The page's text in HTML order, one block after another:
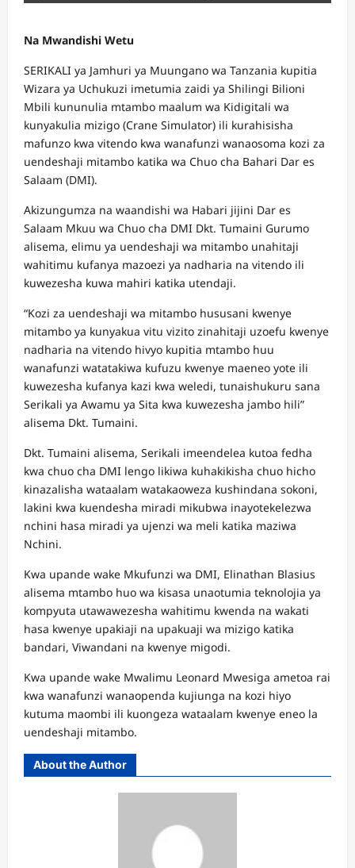
Na Mwandishi Wetu
SERIKALI ya Jamhuri ya Muungano wa Tanzania kupitia
Wizara ya Uchukuzi imetumia zaidi ya Shilingi Bilioni
Mbili kununulia mtambo maalum wa Kidigitali wa
kunyakulia mizigo (Crane Simulator) ili kurahisisha
mafunzo kwa vitendo kwa wanafunzi wanaosoma kozi za
uendeshaji mitambo katika wa Chuo cha Bahari Dar es
Salaam (DMI).
Akizungumza na waandishi wa Habari jijini Dar es
Salaam Mkuu wa Chuo cha DMI Dkt. Tumaini Gurumo
alisema, elimu ya uendeshaji wa mitambo unahitaji
wahitimu kufanya mazoezi ya nadharia na vitendo ili
kuwezesha kuwa mahiri katika utendaji.
“Kozi za uendeshaji wa mitambo hususani kwenye
mitambo ya kunyakua vitu vizito zinahitaji uzoefu kwenye
nadharia na vitendo hivyo kupitia mtambo huu
wanafunzi watatakiwa kufuzu kwenye maeneo yote ili
kuwezesha kufanya kazi kwa weledi, tunaishukuru sana
Serikali ya Awamu ya Sita kwa kuwezesha jambo hili”
alisema Dkt. Tumaini.
Dkt. Tumaini alisema, Serikali imeendelea kutoa fedha
kwa chuo cha DMI lengo likiwa kuhakikisha chuo hicho
kinazalisha wataalam watakaoweza kushindana sokoni,
lakini kwa kuendesha miradi mikubwa inayotekelezwa
nchini hasa miradi ya ujenzi wa meli katika maziwa
Nchini.
Kwa upande wake Mkufunzi wa DMI, Elinathan Blasius
alisema mtambo huo wa kisasa unaotumia teknolojia ya
kompyuta utawawezesha wahitimu kwenda na wakati
hasa kwenye upakiaji na upakuaji wa mizigo katika
bandari, Viwandani na kwenye migodi.
Kwa upande wake Mwalimu Leonard Mwesiga ametoa rai
kwa wanafunzi wanaopenda kujiunga na kozi hiyo
kutuma maombi ili kuongeza wataalam kwenye eneo la
uendeshaji mitambo.
About the Author